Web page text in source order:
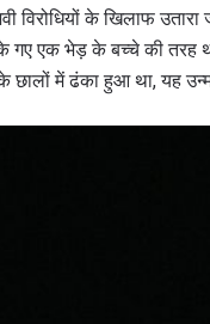
के खिलाफ
एक भेड़ के बच्चे की तरह
छालों में ढंका हुआ था, यह